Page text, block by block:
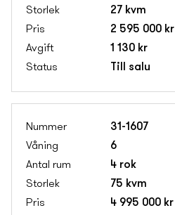
27 kvm
2 595 000 kr
1 130 kr
Till salu
31-1607
6
4 rok
75 kvm
4 995 000 kr